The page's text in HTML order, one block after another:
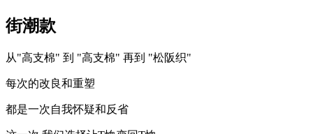
街潮款
从"高支棉" 到 "高支棉" 再到 "松阪织"
每次的改良和重塑
都是一次自我怀疑和反省